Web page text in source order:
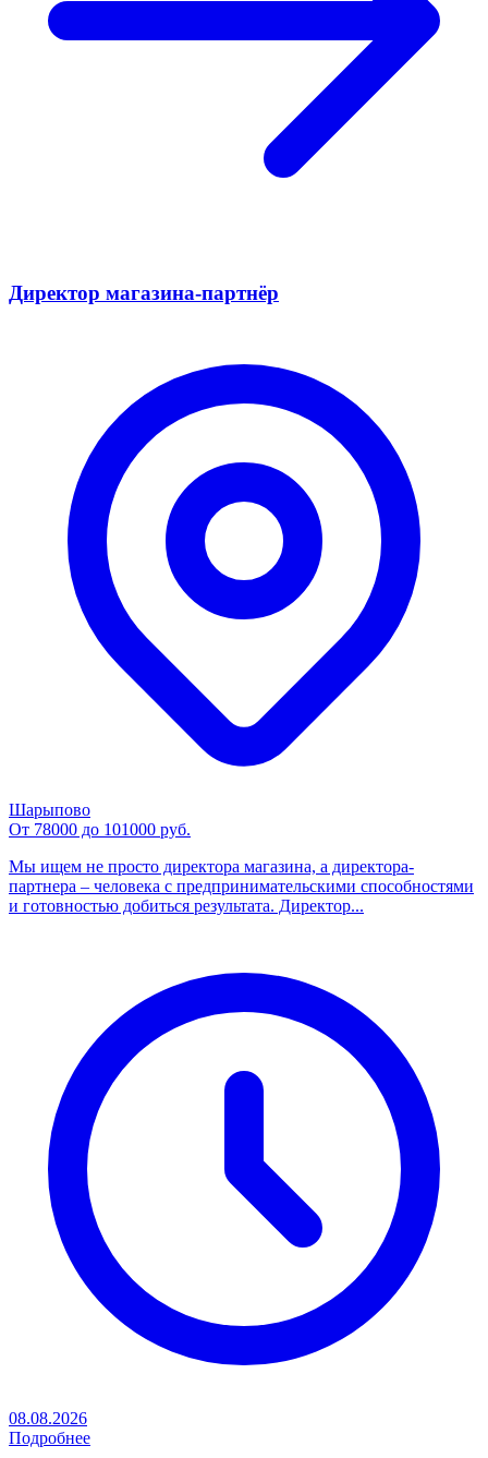
Директор магазина-партнёр
Шарыпово
От 78000 до 101000 руб.
Мы ищем не просто директора магазина, а директора-
партнера – человека с предпринимательскими способностями
и готовностью добиться результата. Директор...
08.08.2026
Подробнее